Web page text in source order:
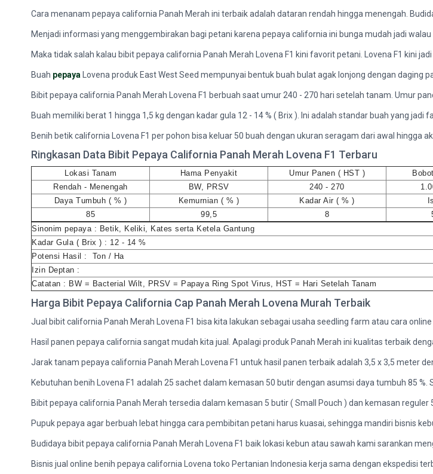
Cara menanam pepaya california Panah Merah ini terbaik adalah dataran rendah hingga menengah.
Menjadi informasi yang menggembirakan bagi petani karena pepaya california ini bunga mudah jadi walau
Maka tidak salah kalau bibit pepaya california Panah Merah Lovena F1 kini favorit petani. Lovena F1 kini
Buah pepaya Lovena produk East West Seed mempunyai bentuk buah bulat agak lonjong dengan daging
Bibit pepaya california Panah Merah Lovena F1 berbuah saat umur 240 - 270 hari setelah tanam. Umur
Buah memiliki berat 1 hingga 1,5 kg dengan kadar gula 12 - 14 % ( Brix ). Ini adalah standar buah yang jadi
Benih betik california Lovena F1 per pohon bisa keluar 50 buah dengan ukuran seragam dari awal hingga
Ringkasan Data Bibit Pepaya California Panah Merah Lovena F1 Terbaru
Lokasi Tanam Hama Penyakit Umur Panen ( HST )
Rendah - Menengah
BW, PRSV 240 - 270
Daya Tumbuh ( % )
Kemurnian ( % ) Kadar Air ( % )
85
99,5 8
Sinonim pepaya : Betik, Keliki, Kates serta Ketela Gantung
Kadar Gula ( Brix ) : 12 - 14 %
Potensi Hasil : Ton / Ha
Izin Deptan :
Catatan : BW = Bacterial Wilt, PRSV = Papaya Ring Spot Virus, HST = Hari Setelah Tanam
Harga Bibit Pepaya California Cap Panah Merah Lovena Murah Terbaik
Jual bibit california Panah Merah Lovena F1 bisa kita lakukan sebagai usaha seedling farm atau cara
Hasil panen pepaya california sangat mudah kita jual. Apalagi produk Panah Merah ini kualitas terbaik
Jarak tanam pepaya california Panah Merah Lovena F1 untuk hasil panen terbaik adalah 3,5 x 3,5 meter
Kebutuhan benih Lovena F1 adalah 25 sachet dalam kemasan 50 butir dengan asumsi daya tumbuh 85
Bibit pepaya california Panah Merah tersedia dalam kemasan 5 butir ( Small Pouch ) dan kemasan reguler
Pupuk pepaya agar berbuah lebat hingga cara pembibitan petani harus kuasai, sehingga mandiri bisnis
Budidaya bibit pepaya california Panah Merah Lovena F1 baik lokasi kebun atau sawah kami sarankan
Bisnis jual online benih pepaya california Lovena toko Pertanian Indonesia kerja sama dengan ekspedisi